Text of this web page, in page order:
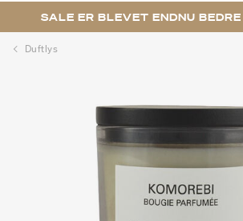
SALE ER BLEVET ENDNU
Duftlys